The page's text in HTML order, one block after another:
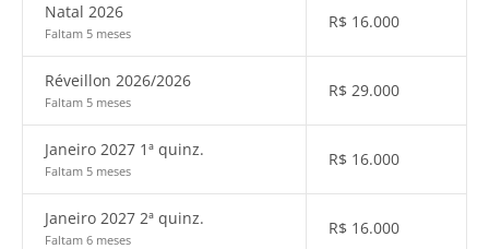
Natal 2026
Faltam 5 meses
R$ 16.000
Réveillon 2026/2026
Faltam 5 meses
R$ 29.000
Janeiro 2027 1ª quinz.
Faltam 5 meses
R$ 16.000
Janeiro 2027 2ª quinz.
Faltam 6 meses
R$ 16.000